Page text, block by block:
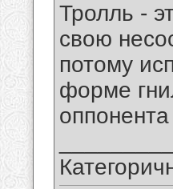
Тролль -
свою
потому
форме